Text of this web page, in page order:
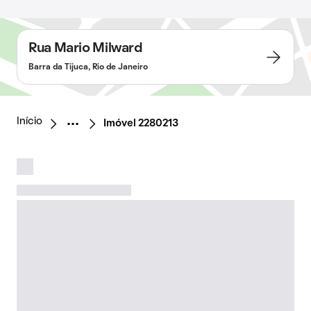
Rua Mario Milward
Barra da Tijuca, Rio de Janeiro
Início Imóvel 2280213